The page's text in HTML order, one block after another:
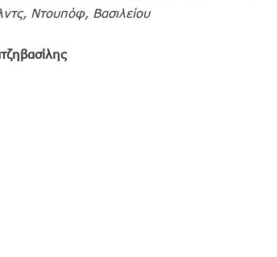
Ντουπόφ, Βασιλείου